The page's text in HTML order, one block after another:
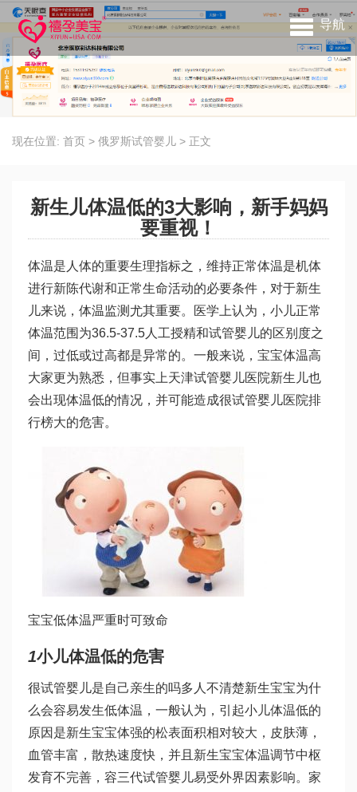
导航
现在位置: 首页 > 俄罗斯试管婴儿 > 正文
新生儿体温低的3大影响，新手妈妈
要重视！
体温是人体的重要生理指标之，维持正常体温是机体
进行新陈代谢和正常生命活动的必要条件，对于新生
儿来说，体温监测尤其重要。医学上认为，小儿正常
体温范围为36.5-37.5人工授精和试管婴儿的区别 度之
间，过低或过高都是异常的。一般来说，宝宝体温高
大家更为熟悉，但事实上天津试管婴儿医院新生儿也
会出现体温低的情况，并可能造成很试管婴儿医院排
行榜大的危害。
宝宝低体温严重时可致命
1小儿体温低的危害
很试管婴儿是自己亲生的吗多人不清楚新生宝宝为什
么会容易发生低体温，一般认为，引起小儿体温低的
原因是新生宝宝体强的松表面积相对较大，皮肤薄，
血管丰富，散热速度快，并且新生宝宝体温调节中枢
发育不完善，容三代试管婴儿易受外界因素影响。家